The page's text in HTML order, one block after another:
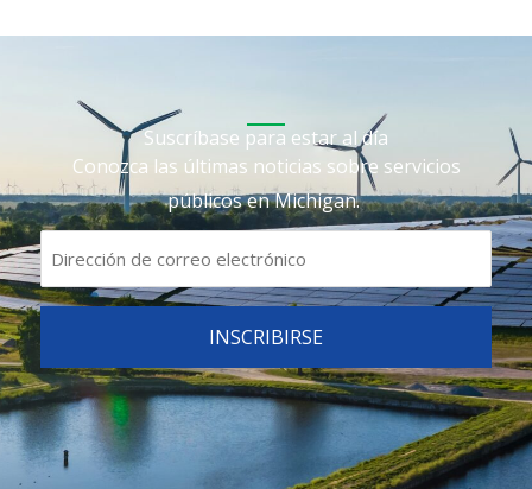
Suscríbase para estar al día
Conozca las últimas noticias sobre servicios
públicos en Michigan.